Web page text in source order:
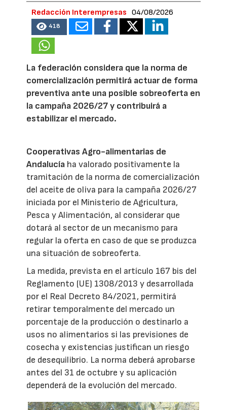
Redacción Interempresas 04/08/2026
418
La federación considera que la norma de
comercialización permitirá actuar de forma
preventiva ante una posible sobreoferta en
la campaña 2026/27 y contribuirá a
estabilizar el mercado.
Cooperativas Agro-alimentarias de
Andalucía ha valorado positivamente la
tramitación de la norma de comercialización
del aceite de oliva para la campaña 2026/27
iniciada por el Ministerio de Agricultura,
Pesca y Alimentación, al considerar que
dotará al sector de un mecanismo para
regular la oferta en caso de que se produzca
una situación de sobreoferta.
La medida, prevista en el artículo 167 bis del
Reglamento (UE) 1308/2013 y desarrollada
por el Real Decreto 84/2021, permitirá
retirar temporalmente del mercado un
porcentaje de la producción o destinarlo a
usos no alimentarios si las previsiones de
cosecha y existencias justifican un riesgo
de desequilibrio. La norma deberá aprobarse
antes del 31 de octubre y su aplicación
dependerá de la evolución del mercado.